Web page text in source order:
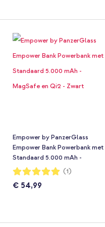
Empower by PanzerGlass
Empower Bank Powerbank met
Standaard 5.000 mAh -
MagSafe en Qi2 - Zwart
Waardering:
100%
(1)
€ 54,99